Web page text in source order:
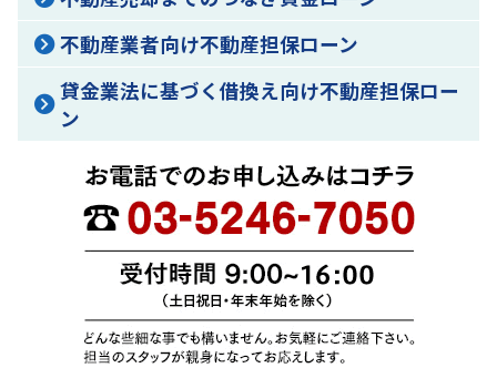
不動産業者向け不動産担保ローン
貸金業法に基づく借換え向け不動産担保ロー
ン